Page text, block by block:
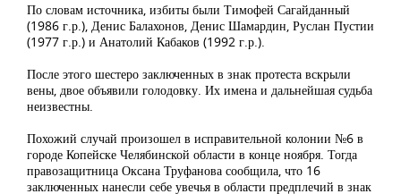
По словам источника, избиты были Тимофей Сагайданный
(1986 г.р.), Денис Балахонов, Денис Шамардин, Руслан Пустии
(1977 г.р.) и Анатолий Кабаков (1992 г.р.).
После этого шестеро заключенных в знак протеста вскрыли
вены, двое объявили голодовку. Их имена и дальнейшая судьба
неизвестны.
Похожий случай произошел в исправительной колонии №6 в
городе Копейске Челябинской области в конце ноября. Тогда
правозащитница Оксана Труфанова сообщила, что 16
заключенных нанесли себе увечья в области предплечий в знак